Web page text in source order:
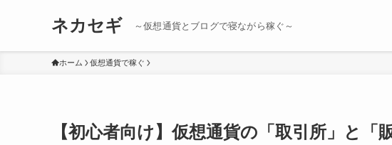
ネカセギ ～仮想通貨とブログで寝ながら稼ぐ～
ホーム 仮想通貨で稼ぐ
【初心者向け】仮想通貨の「取引所」と「